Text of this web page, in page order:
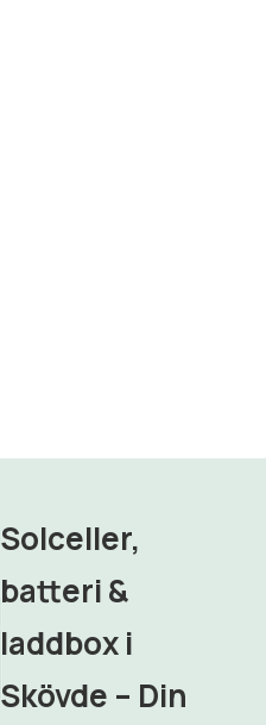
Solceller,
batteri &
laddbox i
Skövde – Din